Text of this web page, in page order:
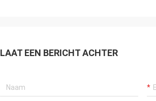
LAAT EEN BERICHT ACHTER